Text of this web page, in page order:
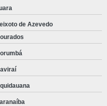
de Azevedo